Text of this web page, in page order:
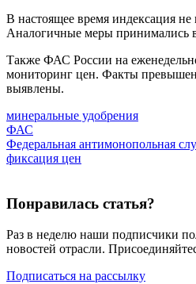
В настоящее время индексация не
Аналогичные меры принимались
Также ФАС России на
мониторинг цен. Факты
выявлены.
минеральные удобрения
ФАС
Федеральная антимонопольная
фиксация цен
Понравилась статья?
Раз в неделю наши подписчики
новостей отрасли.
Подписаться на рассылку